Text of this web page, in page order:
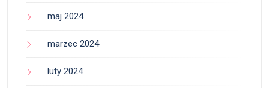
maj 2024
marzec 2024
luty 2024